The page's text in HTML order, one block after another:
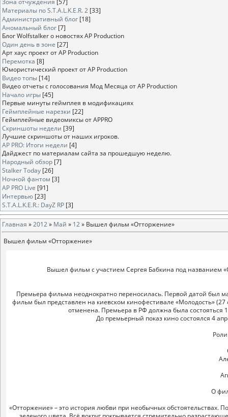
Зона отчуждения [57]
Материалы по S.T.A.L.K.E.R. 2 [33]
Административный блог [18]
Аномальный блог [7]
Блог Wolfstalker о новостях AP Production
Один день в зоне [27]
Арт хаус проект от AP Production
Перемотка [8]
Юмористический проект от AP Production
Видео топы [14]
Видео отчеты с голосования Мод Месяца от AP Production
Начало игры [45]
Первые минуты геймплея в модификациях
Геймплейные нарезки [22]
Геймплейные видеомиксы от APPRO
Скриншоты недели [39]
Лучшие скриншоты от наших игроков.
AP PRO: Итоги недели [4]
Дайджест по материалам сайта за прошедшую неделю.
Народный обзор [7]
Stalker Today [26]
Ночной фантом [3]
AP PRO Live [91]
Интервью [23]
S.T.A.L.K.E.R.: DayZ RP [3]
Главная »2012» Май » 12» Вышел фильм «Отторжение»
Вышел фильм «Отторжение»
Вышел фильм с участием Сергея Бабкина под названием
Премьера фильма неоднократно переносилась. Первой датой был
фильм был представлен на киевском кинофестивале «Молодость»
отменена. Премьера в РФ должна была состояться
До премьерный показ кино состоялся 4
О
«Отторжение» – это история любви при необычных обстоятельствах.